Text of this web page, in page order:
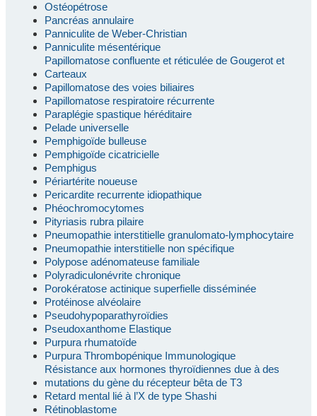
Ostéopétrose
Pancréas annulaire
Panniculite de Weber-Christian
Panniculite mésentérique
Papillomatose confluente et réticulée de Gougerot et
Carteaux
Papillomatose des voies biliaires
Papillomatose respiratoire récurrente
Paraplégie spastique héréditaire
Pelade universelle
Pemphigoïde bulleuse
Pemphigoïde cicatricielle
Pemphigus
Périartérite noueuse
Pericardite recurrente idiopathique
Phéochromocytomes
Pityriasis rubra pilaire
Pneumopathie interstitielle granulomato-lymphocytaire
Pneumopathie interstitielle non spécifique
Polypose adénomateuse familiale
Polyradiculonévrite chronique
Porokératose actinique superfielle disséminée
Protéinose alvéolaire
Pseudohypoparathyroïdies
Pseudoxanthome Elastique
Purpura rhumatoïde
Purpura Thrombopénique Immunologique
Résistance aux hormones thyroïdiennes due à des
mutations du gène du récepteur bêta de T3
Retard mental lié à l’X de type Shashi
Rétinoblastome